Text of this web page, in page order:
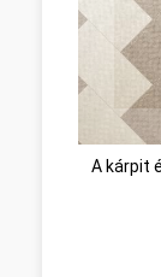
A kárpit